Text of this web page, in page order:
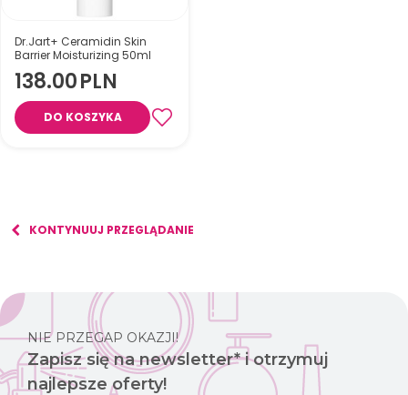
Dr.Jart+ Ceramidin Skin
Barrier Moisturizing 50ml
138.00PLN
DO KOSZYKA
KONTYNUUJ PRZEGLĄDANIE
NIE PRZEGAP OKAZJI!
Zapisz się na newsletter* i otrzymuj
najlepsze oferty!